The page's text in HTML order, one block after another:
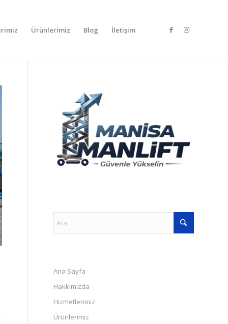
Ürünlerimiz Blog İletişim
Ana Sayfa
Hakkımızda
Hizmetlerimiz
Ürünlerimiz